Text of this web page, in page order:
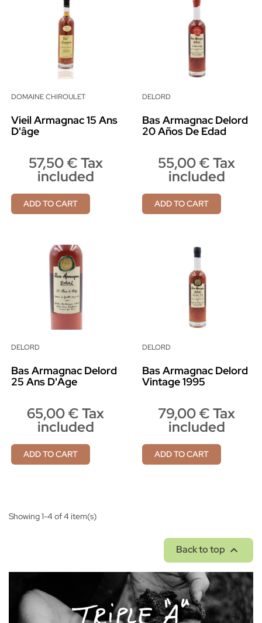
DOMAINE CHIROULET
Vieil Armagnac 15 Ans
D'âge
57,50 € Tax
included
ADD TO CART
DELORD
Bas Armagnac Delord
20 Años De Edad
55,00 € Tax
included
ADD TO CART
DELORD
Bas Armagnac Delord
25 Ans D'Age
65,00 € Tax
included
ADD TO CART
DELORD
Bas Armagnac Delord
Vintage 1995
79,00 € Tax
included
ADD TO CART
Showing 1-4 of 4 item(s)
Back to top 